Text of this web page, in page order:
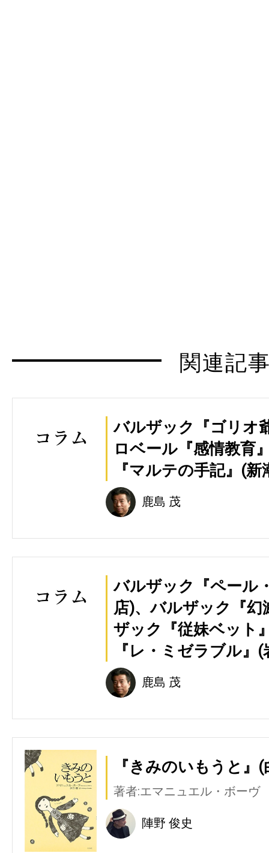
関連記
バルザック『ゴリオ
ロベール『感情教育
『マルテの手記』(
鹿島 茂
バルザック『ペール
店)、バルザック『
ザック『従妹ベット
『レ・ミゼラブル』
鹿島 茂
『きみのいもうと』
著者:エマニュエル・ボーヴ
陣野 俊史